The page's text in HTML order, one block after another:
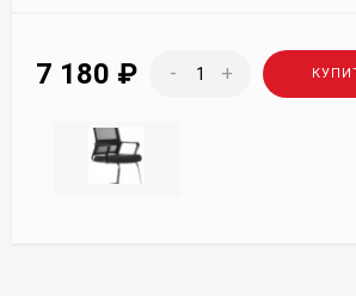
7 180 ₽ - +